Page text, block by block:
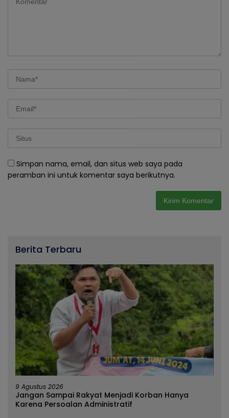
Simpan nama, email, dan situs web saya pada
peramban ini untuk komentar saya berikutnya.
Berita Terbaru
9 Agustus 2026
Jangan Sampai Rakyat Menjadi Korban Hanya
Karena Persoalan Administratif